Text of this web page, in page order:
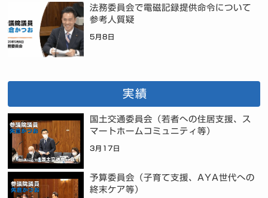
法務委員会で電磁記録提供命令について
参考人質疑
5月8日
実績
国土交通委員会（若者への住居支援、ス
マートホームコミュニティ等）
3月17日
予算委員会（子育て支援、AYA世代への
終末ケア等）